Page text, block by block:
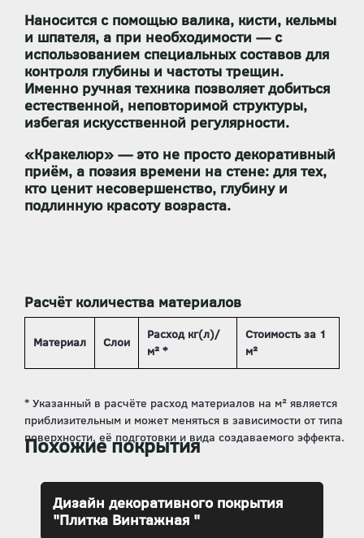
Наносится с помощью валика, кисти, кельмы
и шпателя, а при необходимости — с
использованием специальных составов для
контроля глубины и частоты трещин.
Именно ручная техника позволяет добиться
естественной, неповторимой структуры,
избегая искусственной регулярности.
«Кракелюр» — это не просто декоративный
приём, а поэзия времени на стене: для тех,
кто ценит несовершенство, глубину и
подлинную красоту возраста.
Расчёт количества материалов
Материал Слои
Расход кг(л)/
м² *
Стоимость за 1
м²
Похожие покрытия
Дизайн декоративного покрытия
"Плитка Винтажная "